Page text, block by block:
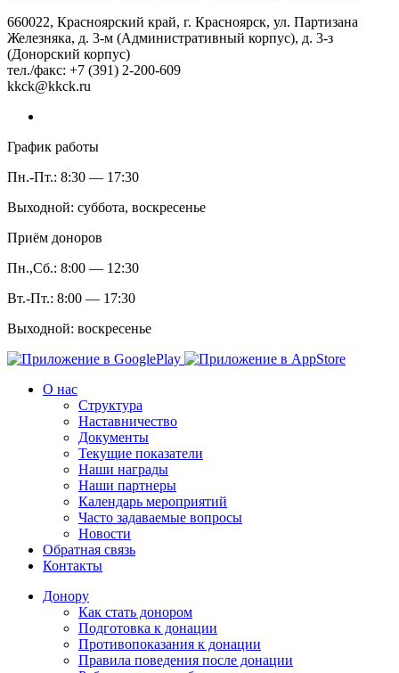
660022, Красноярский край, г. Красноярск, ул. Партизана
Железняка, д. 3-м (Административный корпус), д. 3-з
(Донорский корпус)
тел./факс: +7 (391) 2-200-609
kkck@kkck.ru
График работы
Пн.-Пт.: 8:30 — 17:30
Выходной: суббота, воскресенье
Приём доноров
Пн.,Сб.: 8:00 — 12:30
Вт.-Пт.: 8:00 — 17:30
Выходной: воскресенье
О нас
Структура
Наставничество
Документы
Текущие показатели
Наши награды
Наши партнеры
Календарь мероприятий
Часто задаваемые вопросы
Новости
Обратная связь
Контакты
Донору
Как стать донором
Подготовка к донации
Противопоказания к донации
Правила поведения после донации